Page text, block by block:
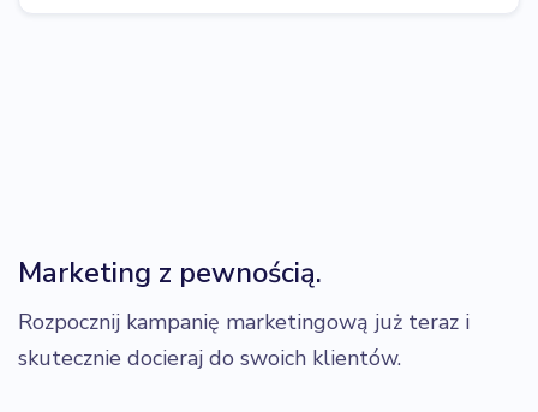
Marketing z pewnością.
Rozpocznij kampanię marketingową już teraz i
skutecznie docieraj do swoich klientów.